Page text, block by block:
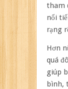
tham
nổi
rạng
Hơn
quá
giúp
bình,